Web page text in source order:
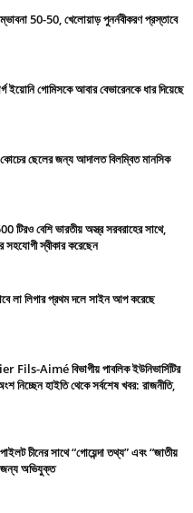
50-50, খেলোয়াড় পুনর্নবীকরণ প্রস্তাবে
ইয়োনি গোমিসকে আবার বেভারেনকে ধার দিয়েছে
ছেলের জন্য আদালত বিলম্বিত মানসিক
টিরও বেশি ভারতীয় অস্ত্র সরবরাহের সাথে,
সহযোগী স্বীকার করেছেন
লা লিগার প্রথম দলে সাইন আপ করেছে
Aimé বিভাগীয় পাবলিক ইউনিভার্সিটির
নিচ্ছেন হাইতি থেকে সর্বশেষ খবর: রাজনীতি,
চীনের সাথে “গোয়েন্দা তথ্য” এবং “জাতীয়
জন্য অভিযুক্ত